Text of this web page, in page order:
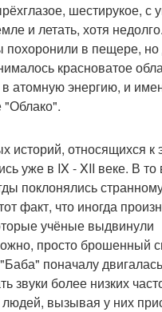
шестирукое, с
и летать, хотя
похоронили в пещере, но
красноватое
атомную энергию, и
"Облако".
историй, относящихся к
уже в IX - XII веке. В
поклонялись
факт, что иногда
учёные выдвинули
просто брошенный
поначалу
звуки более низких
вызывая у них